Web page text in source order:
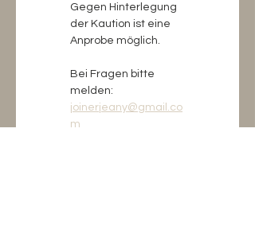
Gegen Hinterlegung
der Kaution ist eine
Anprobe möglich.
Bei Fragen bitte
melden:
joinerjeany@gmail.co
m